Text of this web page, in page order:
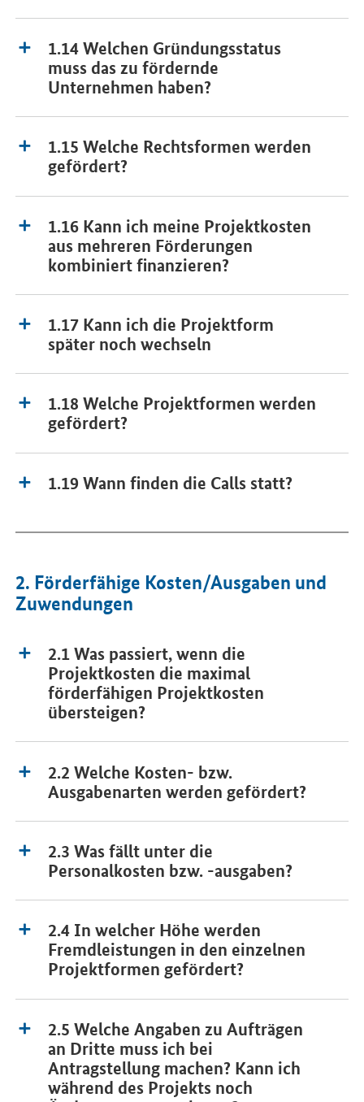
1.14 Welchen Gründungsstatus
muss das zu fördernde
Unternehmen haben?
1.15 Welche Rechtsformen werden
gefördert?
1.16 Kann ich meine Projektkosten
aus mehreren Förderungen
kombiniert finanzieren?
1.17 Kann ich die Projektform
später noch wechseln
1.18 Welche Projektformen werden
gefördert?
1.19 Wann finden die Calls statt?
2. Förderfähige Kosten/Ausgaben und
Zuwendungen
2.1 Was passiert, wenn die
Projektkosten die maximal
förderfähigen Projektkosten
übersteigen?
2.2 Welche Kosten- bzw.
Ausgabenarten werden gefördert?
2.3 Was fällt unter die
Personalkosten bzw. -ausgaben?
2.4 In welcher Höhe werden
Fremdleistungen in den einzelnen
Projektformen gefördert?
2.5 Welche Angaben zu Aufträgen
an Dritte muss ich bei
Antragstellung machen? Kann ich
während des Projekts noch